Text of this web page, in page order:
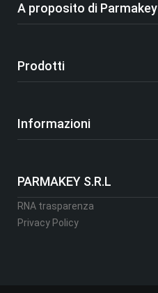
A proposito di Parmakey
Prodotti
Informazioni
PARMAKEY S.R.L
RNA trasparenza
Privacy Policy